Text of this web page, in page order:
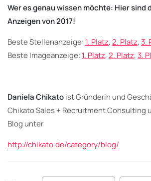
Wer es genau wissen möchte: Hier sind
Anzeigen von 2017!
Beste Stellenanzeige: 1. Platz,2. Platz, 3.
Beste Imageanzeige: 1. Platz,2. Platz, 3.
Daniela Chikatoist Gründerin und
Chikato Sales + Recruitment Consulting
Blog unter
http://chikato.de/category/blog/